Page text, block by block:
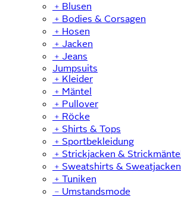
﹢ Blusen
﹢ Bodies & Corsagen
﹢ Hosen
﹢ Jacken
﹢ Jeans
Jumpsuits
﹢ Kleider
﹢ Mäntel
﹢ Pullover
﹢ Röcke
﹢ Shirts & Tops
﹢ Sportbekleidung
﹢ Strickjacken & Strickmäntel
﹢ Sweatshirts & Sweatjacken
﹢ Tuniken
﹣ Umstandsmode